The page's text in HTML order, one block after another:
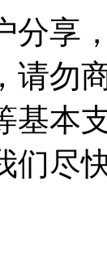
分享
请勿
基本
尽